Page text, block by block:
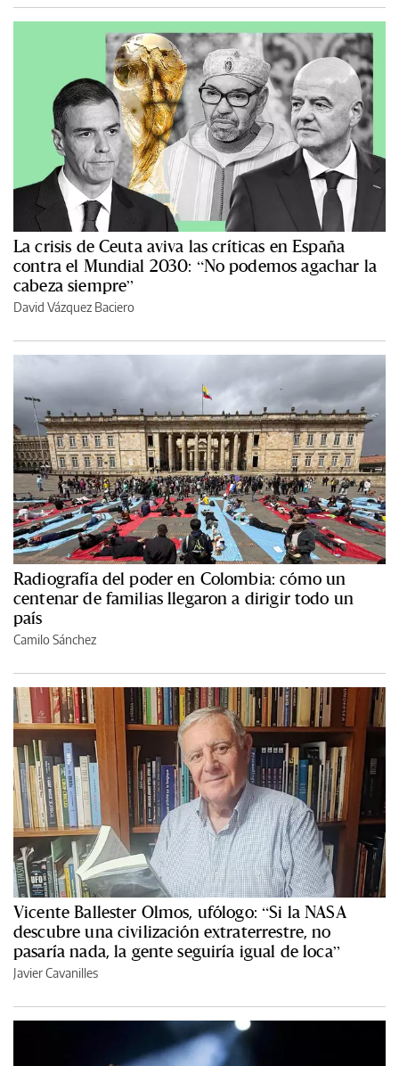
La crisis de Ceuta aviva las críticas en España
contra el Mundial 2030: “No podemos agachar la
cabeza siempre”
David Vázquez Baciero
Radiografía del poder en Colombia: cómo un
centenar de familias llegaron a dirigir todo un
país
Camilo Sánchez
Vicente Ballester Olmos, ufólogo: “Si la NASA
descubre una civilización extraterrestre, no
pasaría nada, la gente seguiría igual de loca”
Javier Cavanilles